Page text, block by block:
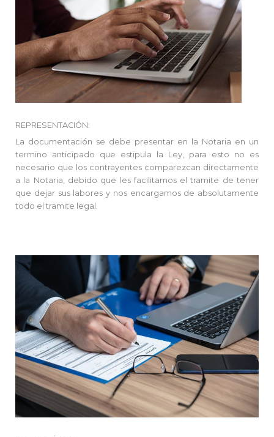
REPRESENTACIÓN:
La documentación se debe presentar en la Notaria en un
termino anticipado que estipula la Ley, para esto no es
necesario que los contrayentes comparezcan directamente
a la Notaria, debido que les facilitamos el tramite de tener
que dejar sus labores y nos encargamos de absolutamente
todo el tramite legal.